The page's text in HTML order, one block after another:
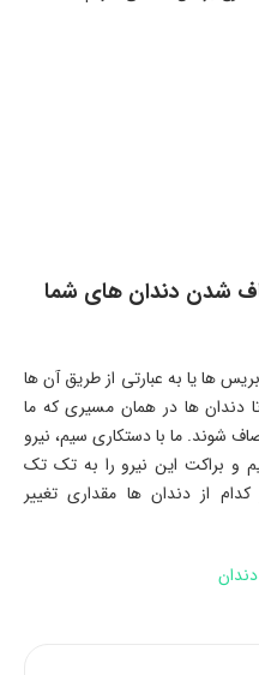
شدن دندان های شما
ها یا به عبارتی از طریق آن ها
دندان ها در همان مسیری که ما
شوند. ما با دستکاری سیم، نیرو
و براکت این نیرو را به تک تک
از دندان ها مقداری تغییر